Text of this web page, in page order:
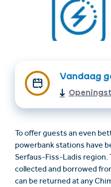
Accommodatie
+43/5476/6239
info@serfaus-fiss-
Vandaag
To offer guests an even
powerbank stations have
Serfaus-Fiss-Ladis region.
collected and borrowed
can be returned at any